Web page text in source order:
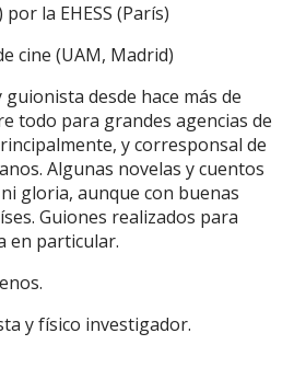
la EHESS (París)
cine (UAM, Madrid)
desde hace más de
todo para grandes agencias de
y corresponsal de
Algunas novelas y cuentos
gloria, aunque con buenas
Guiones realizados para
en particular.
y físico investigador.